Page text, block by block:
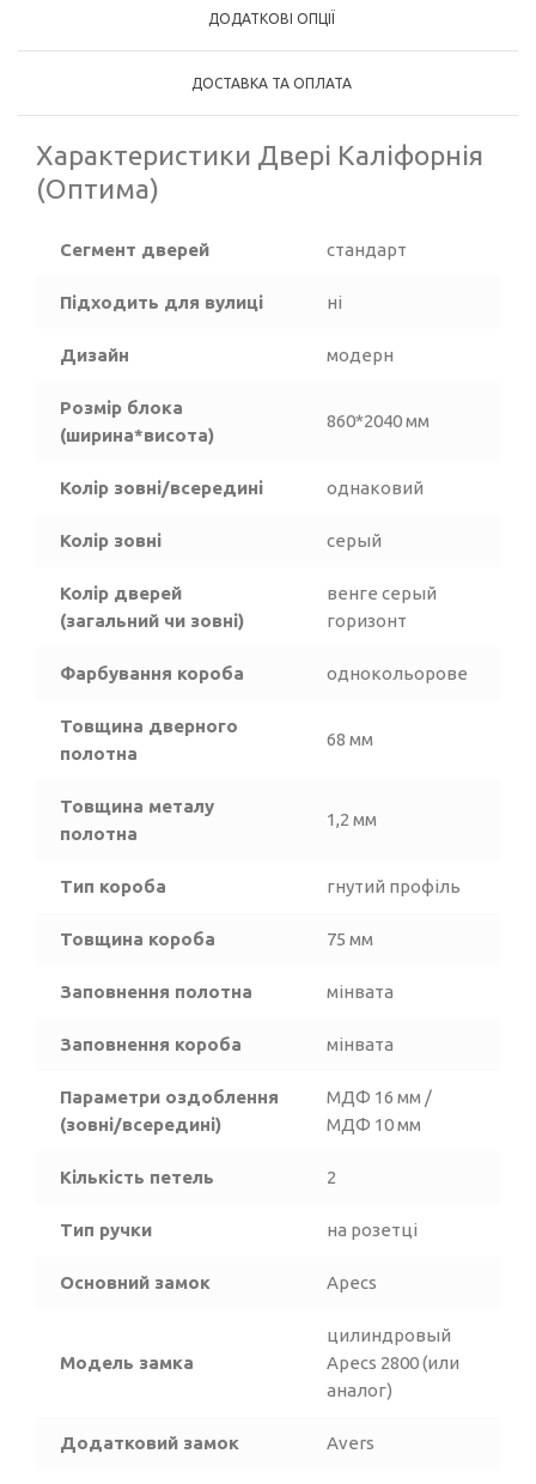
ДОДАТКОВІ ОПЦІЇ
ДОСТАВКА ТА ОПЛАТА
Характеристики Двері Каліфорнія
(Оптима)
Сегмент дверей стандарт
Підходить для вулиці ні
Дизайн модерн
Розмір блока
(ширина*висота)
860*2040 мм
Колір зовні/всередині однаковий
Колір зовні серый
Колір дверей
(загальний чи зовні)
венге серый
горизонт
Фарбування короба однокольорове
Товщина дверного
полотна
68 мм
Товщина металу
полотна
1,2 мм
Тип короба гнутий профіль
Товщина короба 75 мм
Заповнення полотна мінвата
Заповнення короба мінвата
Параметри оздоблення
(зовні/всередині)
МДФ 16 мм /
МДФ 10 мм
Кількість петель 2
Тип ручки на розетці
Основний замок Аpecs
Модель замка
цилиндровый
Аpecs 2800 (или
аналог)
Додатковий замок Avers